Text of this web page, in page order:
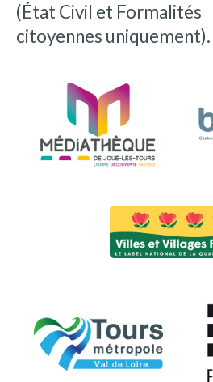
(État Civil et Formalités
citoyennes uniquement).